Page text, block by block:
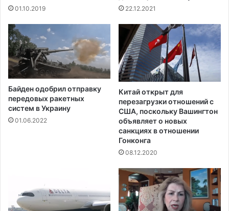
01.10.2019 22.12.2021
Байден одобрил отправку
передовых ракетных
систем в Украину
01.06.2022
Китай открыт для
перезагрузки отношений с
США, поскольку Вашингтон
объявляет о новых
санкциях в отношении
Гонконга
08.12.2020